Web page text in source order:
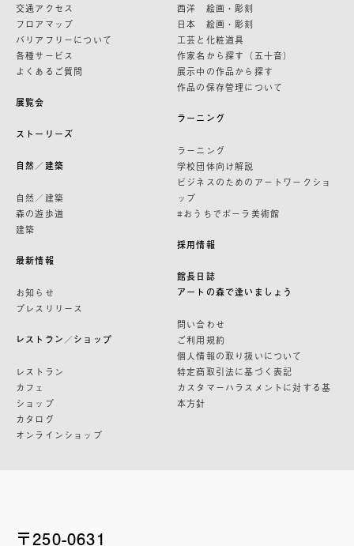
交通アクセス
フロアマップ
バリアフリーについて
各種サービス
よくあるご質問
展覧会
ストーリーズ
自然／建築
自然／建築
森の遊歩道
建築
最新情報
お知らせ
プレスリリース
レストラン／ショップ
レストラン
カフェ
ショップ
カタログ
オンラインショップ
西洋 絵画・彫刻
日本 絵画・彫刻
工芸と化粧道具
作家名から探す（五十音）
展示中の作品から探す
作品の保存管理について
ラーニング
ラーニング
学校団体向け解説
ビジネスのためのアートワークショ
ップ
#おうちでポーラ美術館
採用情報
館長日誌
アートの森で逢いましょう
問い合わせ
ご利用規約
個人情報の取り扱いについて
特定商取引法に基づく表記
カスタマーハラスメントに対する基
本方針
〒250-0631